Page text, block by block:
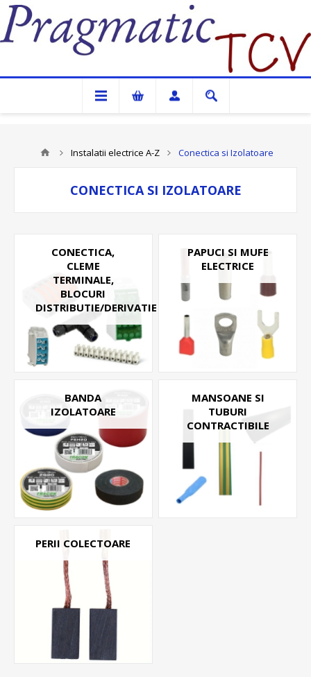
Pragmatic TCV
Instalatii electrice A-Z Conectica si Izolatoare
CONECTICA SI IZOLATOARE
CONECTICA,
CLEME
TERMINALE,
BLOCURI
DISTRIBUTIE/DERIVATIE
PAPUCI SI MUFE
ELECTRICE
BANDA
IZOLATOARE
MANSOANE SI
TUBURI
CONTRACTIBILE
PERII COLECTOARE